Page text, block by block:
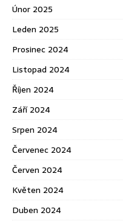
Únor 2025
Leden 2025
Prosinec 2024
Listopad 2024
Říjen 2024
Září 2024
Srpen 2024
Červenec 2024
Červen 2024
Květen 2024
Duben 2024